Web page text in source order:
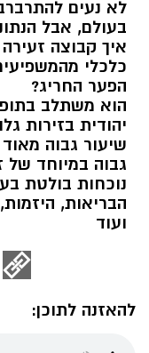
לא נעים
בעולם, אבל
איך קבוצה
כלכלי
הפער החריג?
הוא משתלב
יהודית בזירות
שיעור גבוה
גבוה במיוחד של
נוכחות בולטת
הבריאות,
ועוד
להאזנה לתוכן: